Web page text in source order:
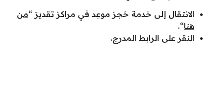
الانتقال إلى خدمة حَجز موعِد في مراكز تقديرَ “من
هنا“.
النقر على الرابط المدرج.